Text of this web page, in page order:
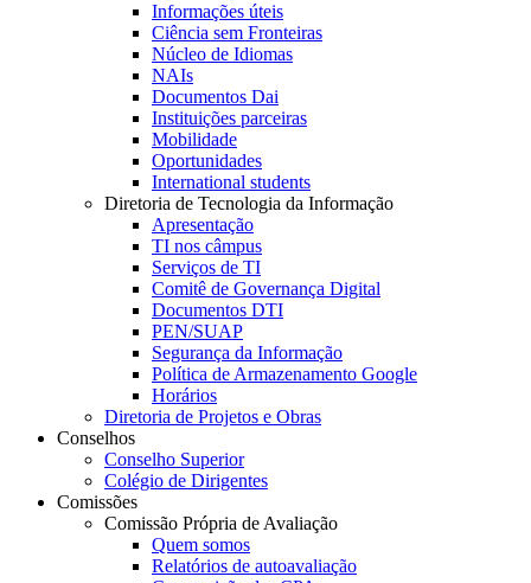
Informações úteis
Ciência sem Fronteiras
Núcleo de Idiomas
NAIs
Documentos Dai
Instituições parceiras
Mobilidade
Oportunidades
International students
Diretoria de Tecnologia da Informação
Apresentação
TI nos câmpus
Serviços de TI
Comitê de Governança Digital
Documentos DTI
PEN/SUAP
Segurança da Informação
Política de Armazenamento Google
Horários
Diretoria de Projetos e Obras
Conselhos
Conselho Superior
Colégio de Dirigentes
Comissões
Comissão Própria de Avaliação
Quem somos
Relatórios de autoavaliação